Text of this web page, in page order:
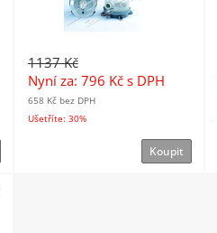
1137 Kč
Nyní za: 796 Kč s DPH
658 Kč bez DPH
Ušetříte: 30%
Koupit